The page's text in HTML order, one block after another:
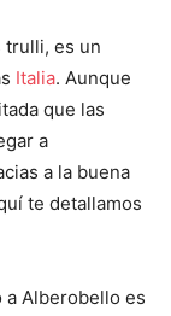
trulli, es un
Italia. Aunque
que las
a
a la buena
te detallamos
a Alberobello es